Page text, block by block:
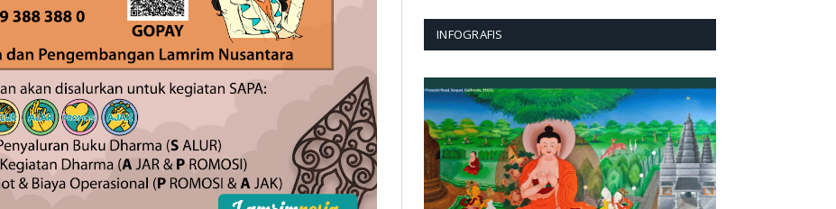
INFOGRAFIS